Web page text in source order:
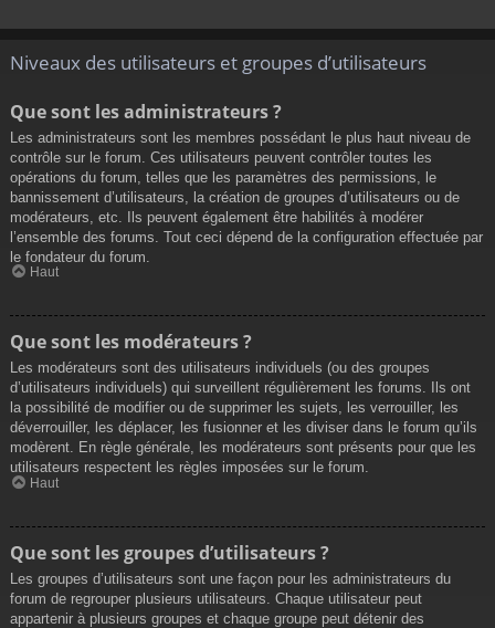
Niveaux des utilisateurs et groupes d’utilisateurs
Que sont les administrateurs ?
Les administrateurs sont les membres possédant le plus haut niveau de
contrôle sur le forum. Ces utilisateurs peuvent contrôler toutes les
opérations du forum, telles que les paramètres des permissions, le
bannissement d’utilisateurs, la création de groupes d’utilisateurs ou de
modérateurs, etc. Ils peuvent également être habilités à modérer
l’ensemble des forums. Tout ceci dépend de la configuration effectuée par
le fondateur du forum.
Haut
Que sont les modérateurs ?
Les modérateurs sont des utilisateurs individuels (ou des groupes
d’utilisateurs individuels) qui surveillent régulièrement les forums. Ils ont
la possibilité de modifier ou de supprimer les sujets, les verrouiller, les
déverrouiller, les déplacer, les fusionner et les diviser dans le forum qu’ils
modèrent. En règle générale, les modérateurs sont présents pour que les
utilisateurs respectent les règles imposées sur le forum.
Haut
Que sont les groupes d’utilisateurs ?
Les groupes d’utilisateurs sont une façon pour les administrateurs du
forum de regrouper plusieurs utilisateurs. Chaque utilisateur peut
appartenir à plusieurs groupes et chaque groupe peut détenir des